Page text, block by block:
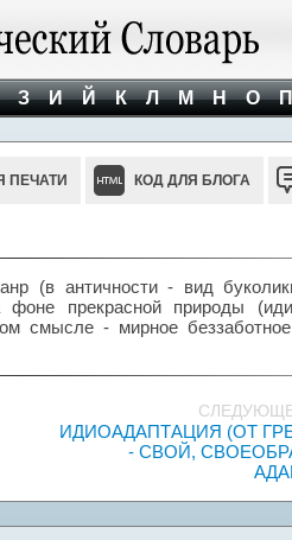
З И Й К Л М Н О
ПЕЧАТИ КОД ДЛЯ БЛОГА
(в античности - вид
прекрасной природы
смысле - мирное беззаботное
ИДИОАДАПТАЦИЯ (ОТ
- СВОЙ,